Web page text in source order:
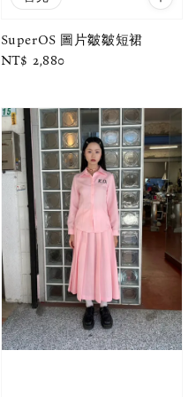
SuperOS 圖片皺皺短裙
Regular
NT$ 2,880